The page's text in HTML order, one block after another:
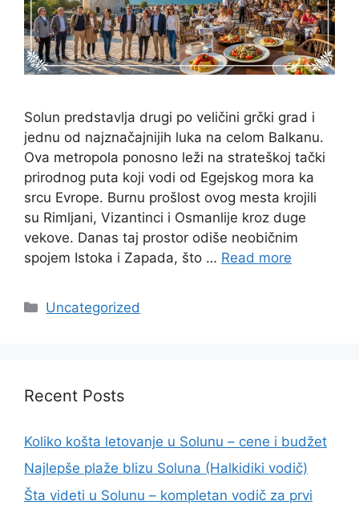
Solun predstavlja drugi po veličini grčki grad i
jednu od najznačajnijih luka na celom Balkanu.
Ova metropola ponosno leži na strateškoj tački
prirodnog puta koji vodi od Egejskog mora ka
srcu Evrope. Burnu prošlost ovog mesta krojili
su Rimljani, Vizantinci i Osmanlije kroz duge
vekove. Danas taj prostor odiše neobičnim
spojem Istoka i Zapada, što … Read more
Categories
Uncategorized
Recent Posts
Koliko košta letovanje u Solunu – cene i budžet
Najlepše plaže blizu Soluna (Halkidiki vodič)
Šta videti u Solunu – kompletan vodič za prvi